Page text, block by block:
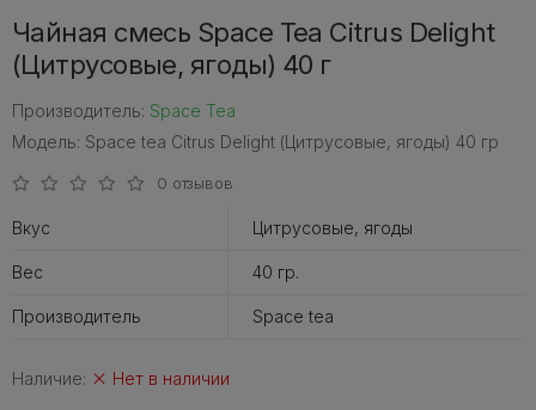
Чайная смесь Space Tea Citrus Delight
(Цитрусовые, ягоды) 40 г
Производитель: Space Tea
Модель: Space tea Citrus Delight (Цитрусовые, ягоды) 40 гр
0 отзывов
Вкус Цитрусовые, ягоды
Вес 40 гр.
Производитель Space tea
Наличие: Нет в наличии